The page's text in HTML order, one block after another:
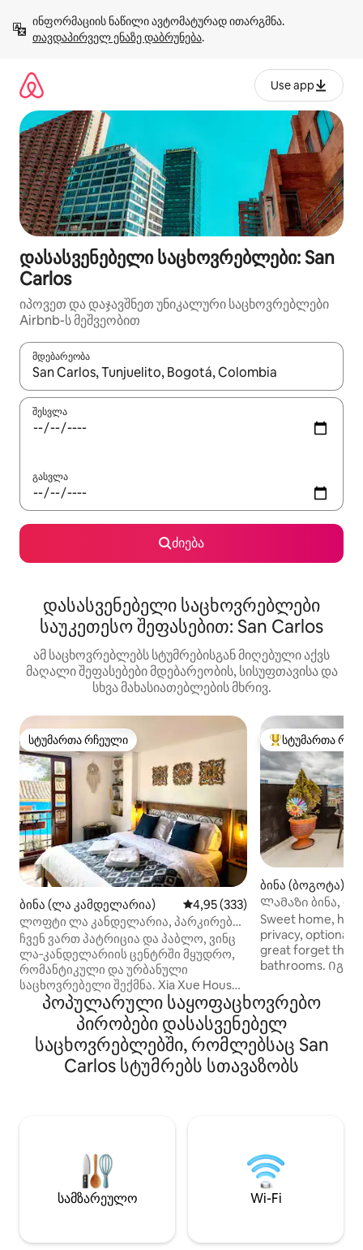
გადასვლა
თავდაპირველ ენაზე დაბრუნება.
Use app
დასასვენებელი საცხოვრებლები: San
Carlos
იპოვეთ და დაჯავშნეთ უნიკალური საცხოვრებლები
Airbnb-ს მეშვეობით
მდებარეობა
როცა შედეგები ხელმისაწვდომი გახდება, ნავიგაციისთვის
შესვლა
გასვლა
ძიება
დასასვენებელი საცხოვრებლები
საუკეთესო შეფასებით: San Carlos
ამ საცხოვრებლებს სტუმრებისგან მიღებული აქვს
მაღალი შეფასებები მდებარეობის, სისუფთავისა და
სხვა მახასიათებლების მხრივ.
სტუმართა რჩეული
სტუმართა რჩეული
ბინა (ლა კამდელარია) საშუალო შეფასებაა 5‑დან
4,95 (333)
ლოფტი ლა კანდელარია, პარკირების
ადგილი, ბუხარი, 360-გრადუსიანი
ხედი
ჩვენ ვართ პატრიცია და პაბლო, ვინც
ლა‑კანდელარიის ცენტრში მყუდრო,
რომანტიკული და ურბანული
საცხოვრებელი შექმნა. Xia Xue House
რამდენიმე ნაბიჯშია ბოლივარის
მოედნიდან, ბოტეროსა და ოქროს
მუზეუმებიდან და მონსერატედან.
დატკბით ბუხრით, სახურავიდან
ხედით, სწრაფი Wi‑Fi ქსელით,
გასართობით, სრულად აღჭურვილი
და შინაური ცხოველების დაშვება.
თბილი, მომხიბვლელი
საცხოვრებელი, რომელიც ბოგოტაში
თავს სახლში აგრძნობინებთ.
სტუმართა
სტუმართა
ბინა (ბოგოტა)
Ლამაზი ბინა,
ცენტრს
სავსე თბილი
ხედი
Sweet home,
privacy, optional
great forget that
bathrooms.
არჩევანია. Დაზოგეთ მდე 5 ჯერ მეტი
ფუფუნების ბინა
jackuzie
თქვენი მხრივ
მეხუთე
ადამიანი
აქტივობა
პოპულარული საყოფაცხოვრებო
პირობები დასასვენებელ
საცხოვრებლებში, რომლებსაც San
Carlos სტუმრებს სთავაზობს
სამზარეულო Wi-Fi